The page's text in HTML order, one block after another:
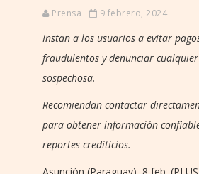
Prensa 9 febrero, 2024
Instan a los usuarios a evitar
fraudulentos y denunciar
sospechosa.
Recomiendan contactar
para obtener información
reportes crediticios.